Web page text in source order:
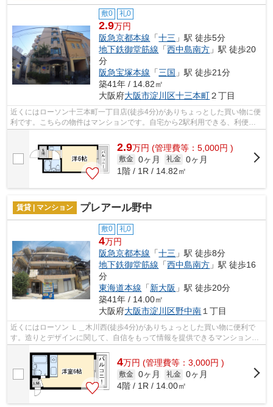
敷0 礼0
2.9万円
阪急京都本線 「十三 」駅 徒歩5分
地下鉄御堂筋線 「西中島南方 」駅 徒歩20
分
阪急宝塚本線 「三国 」駅 徒歩21分
築41年 / 14.82㎡
大阪府大阪市淀川区十三本町２丁目
近くにはローソン十三本町一丁目店(徒歩4分)がありちょっとした買い物に便
利です。こちらの物件はマンションです。自宅から2駅利用できる、利便性
2.9万円 (管理費等：5,000円 )
敷金 0ヶ月 礼金 0ヶ月
1階 / 1R / 14.82㎡
賃貸 | マンション プレアール野中
敷0 礼0
4万円
阪急京都本線 「十三 」駅 徒歩8分
地下鉄御堂筋線 「西中島南方 」駅 徒歩16
分
東海道本線 「新大阪 」駅 徒歩20分
築41年 / 14.00㎡
大阪府大阪市淀川区野中南 １丁目
近くにはローソン Ｌ＿木川西(徒歩4分)がありちょっとした買い物に便利で
す。造りとデザインに関して、自信をもって情報を提供できるマンションで
す。2駅利用可能な物件で目的地に応じ...
4万円 (管理費等：3,000円 )
敷金 0ヶ月 礼金 0ヶ月
4階 / 1R / 14.00㎡